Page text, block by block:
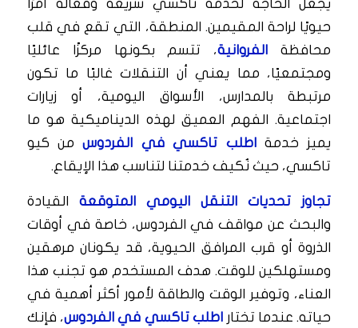
يجعل الحاجة لخدمة تاكسي سريعة وفعالة أمرًا
حيويًا لراحة المقيمين. المنطقة، التي تقع في قلب
محافظة
الفروانية، تتسم بكونها مركزًا عائليًا
ومجتمعيًا، مما يعني أن التنقلات غالبًا ما تكون
مرتبطة بالمدارس، الأسواق اليومية، أو زيارات
اجتماعية. الفهم العميق لهذه الديناميكية هو ما
يميز خدمة
اطلب تاكسي في الفردوسمن كيو
تاكسي، حيث نُكيف خدمتنا لتناسب هذا الإيقاع.
تجاوز تحديات التنقل اليومي المتوقعة القيادة
والبحث عن مواقف في الفردوس، خاصة في أوقات
الذروة أو قرب المرافق الحيوية، قد يكونان مرهقين
ومستهلكين للوقت. هدف المستخدم هو تجنب هذا
العناء، وتوفير الوقت والطاقة لأمور أكثر أهمية في
حياته. عندما تختار اطلب تاكسي في الفردوس، فإنك